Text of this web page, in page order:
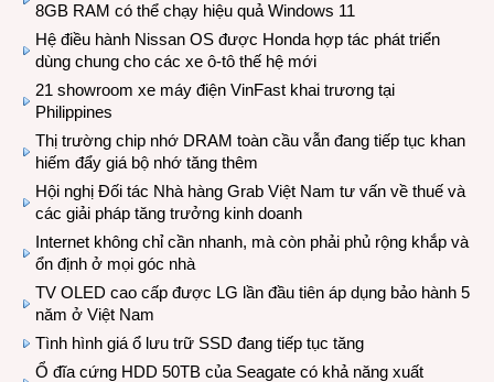
8GB RAM có thể chạy hiệu quả Windows 11
Hệ điều hành Nissan OS được Honda hợp tác phát triển
dùng chung cho các xe ô-tô thế hệ mới
21 showroom xe máy điện VinFast khai trương tại
Philippines
Thị trường chip nhớ DRAM toàn cầu vẫn đang tiếp tục khan
hiếm đẩy giá bộ nhớ tăng thêm
Hội nghị Đối tác Nhà hàng Grab Việt Nam tư vấn về thuế và
các giải pháp tăng trưởng kinh doanh
Internet không chỉ cần nhanh, mà còn phải phủ rộng khắp và
ổn định ở mọi góc nhà
TV OLED cao cấp được LG lần đầu tiên áp dụng bảo hành 5
năm ở Việt Nam
Tình hình giá ổ lưu trữ SSD đang tiếp tục tăng
Ổ đĩa cứng HDD 50TB của Seagate có khả năng xuất